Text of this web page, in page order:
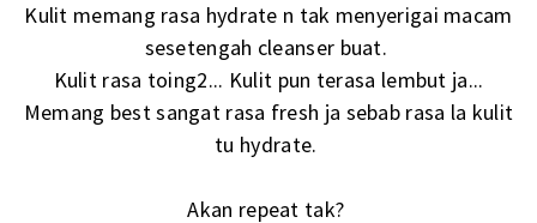
Kulit memang rasa hydrate n tak menyerigai macam
sesetengah cleanser buat.
Kulit rasa toing2... Kulit pun terasa lembut ja...
Memang best sangat rasa fresh ja sebab rasa la kulit
tu hydrate.
Akan repeat tak?